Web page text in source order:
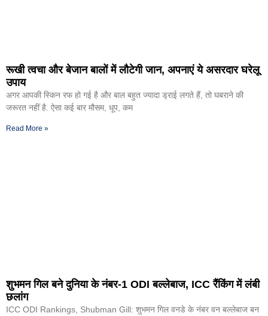
रूखी त्वचा और बेजान बालों में लौटेगी जान, अपनाएं ये असरदार घरेलू
उपाय
अगर आपकी स्किन रफ हो गई है और बाल बहुत ज्यादा ड्राई लगते हैं, तो घबराने की
जरूरत नहीं है. ऐसा कई बार मौसम, धूप, कम
Read More »
शुभमन गिल बने दुनिया के नंबर-1 ODI बल्लेबाज, ICC रैंकिंग में लंबी
छलांग
ICC ODI Rankings, Shubman Gill: शुभमन गिल वनडे के नंबर वन बल्लेबाज बन